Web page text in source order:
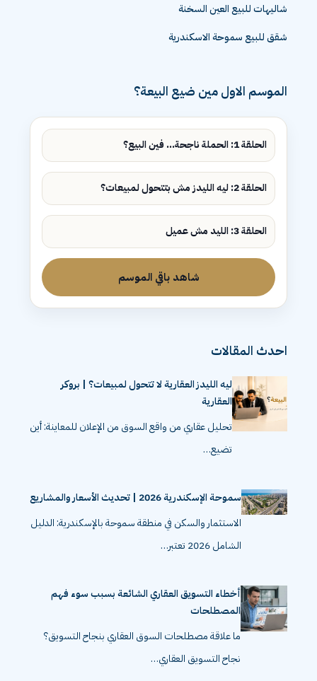
شاليهات للبيع العين السخنة
شقق للبيع سموحة الاسكندرية
الموسم الاول مين ضيع البيعة؟
الحلقة 1: الحملة ناجحة... فين البيع؟
الحلقة 2: ليه الليدز مش بتتحول لمبيعات؟
الحلقة 3: الليد مش عميل
شاهد باقي الموسم
احدث المقالات
ليه الليدز العقارية لا تتحول لمبيعات؟ | بروكر
العقارية
تحليل عقاري من واقع السوق من الإعلان للمعاينة: أين
تضيع…
سموحة الإسكندرية 2026 | تحديث الأسعار والمشاريع
الاستثمار والسكن في منطقة سموحة بالإسكندرية: الدليل
الشامل 2026 تعتبر…
أخطاء التسويق العقاري الشائعة بسبب سوء فهم
المصطلحات
ما علاقة مصطلحات السوق العقاري بنجاح التسويق؟
نجاح التسويق العقاري…